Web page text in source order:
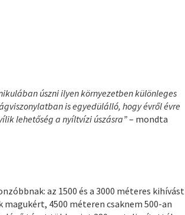
úszni ilyen környezetben különleges
is egyedülálló, hogy évről évre
lehetőség a nyíltvízi úszásra”– mondta
az 1500 és a 3000 méteres kihívást
4500 méteren csaknem 500-an